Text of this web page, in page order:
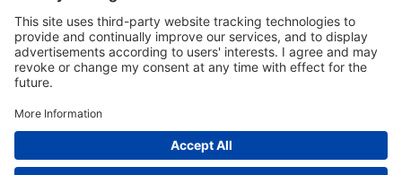
Derechos de autor © Many Brands AB 2023. Todos los derechos